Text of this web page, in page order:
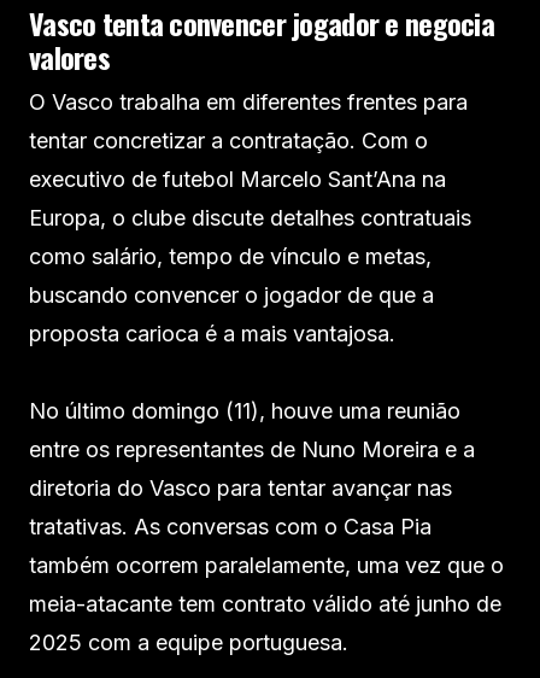
Vasco tenta convencer jogador e negocia
valores
O Vasco trabalha em diferentes frentes para
tentar concretizar a contratação. Com o
executivo de futebol Marcelo Sant’Ana na
Europa, o clube discute detalhes contratuais
como salário, tempo de vínculo e metas,
buscando convencer o jogador de que a
proposta carioca é a mais vantajosa.
No último domingo (11), houve uma reunião
entre os representantes de Nuno Moreira e a
diretoria do Vasco para tentar avançar nas
tratativas. As conversas com o Casa Pia
também ocorrem paralelamente, uma vez que o
meia-atacante tem contrato válido até junho de
2025 com a equipe portuguesa.